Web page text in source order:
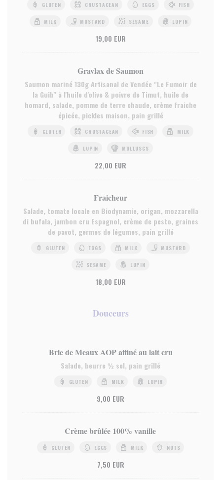
GLUTEN CRUSTACEAN EGGS FISH
MILK MUSTARD SESAME LUPIN
19,00 EUR
Gravlax de Saumon
Saumon mariné 130g Artisanal de Vendée "Le Fumoir de
la Guib" à l'huile d'olive & poivre de Timut, huile de
homard, salade, pomme de terre chaude, crème fraiche
épicée, pickles maison, pain grillé
GLUTEN CRUSTACEAN FISH MILK
LUPIN MOLLUSCS
22,00 EUR
Fraicheur
Salade, tomate locale en Biodynamie, origan, mozzarella
di bufala, jambon cru Espagnol, crème de pesto, graines
de pavot, germes de légumes, pain grillé
GLUTEN EGGS MILK MUSTARD
SESAME LUPIN
18,00 EUR
Douceurs
Brie de Meaux AOP affiné au lait cru
Salade, beurre ½ sel, pain grillé
GLUTEN MILK LUPIN
9,00 EUR
Crème brûlée 100% vanille
GLUTEN EGGS MILK NUTS
7,50 EUR